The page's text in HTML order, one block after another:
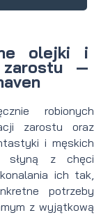
olejki i
—
robionych
zarostu oraz
i męskich
słyną z chęci
ich tak,
potrzeby
z wyjątkową